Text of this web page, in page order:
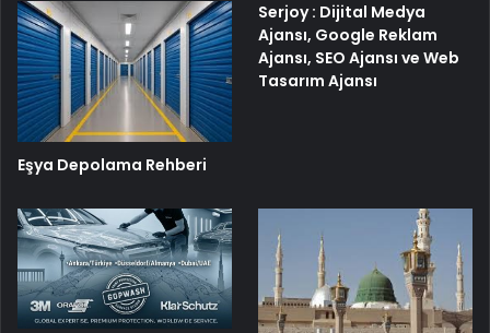
Eşya Depolama Rehberi
Serjoy : Dijital Medya
Ajansı, Google Reklam
Ajansı, SEO Ajansı ve Web
Tasarım Ajansı